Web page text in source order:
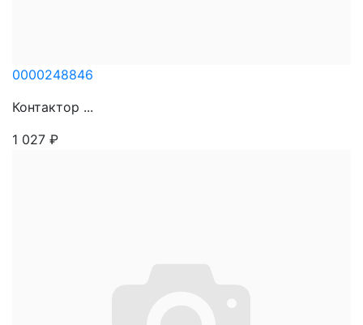
0000248846
Контактор ...
1 027 ₽